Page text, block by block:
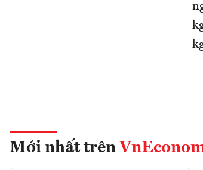
Mới nhất trên